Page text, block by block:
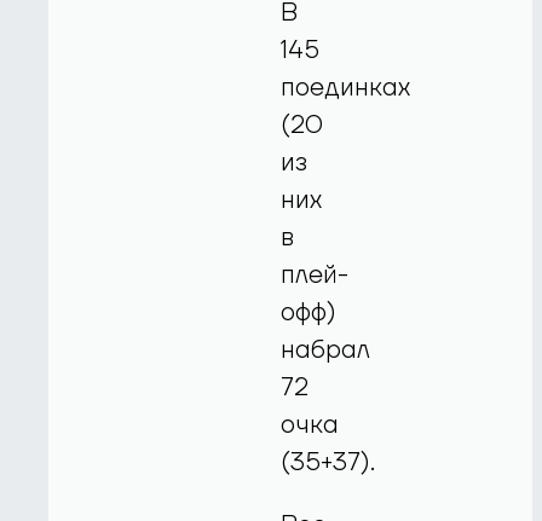
В
145
поединках
(20
из
них
в
плей-
офф)
набрал
72
очка
(35+37).